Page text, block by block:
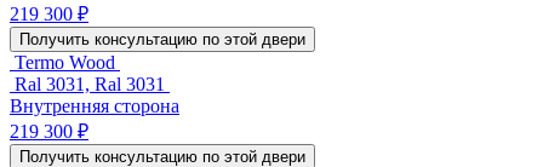
219 300 ₽
Получить консультацию по этой двери
Termo Wood
Ral 3031, Ral 3031
Внутренняя сторона
219 300 ₽
Получить консультацию по этой двери